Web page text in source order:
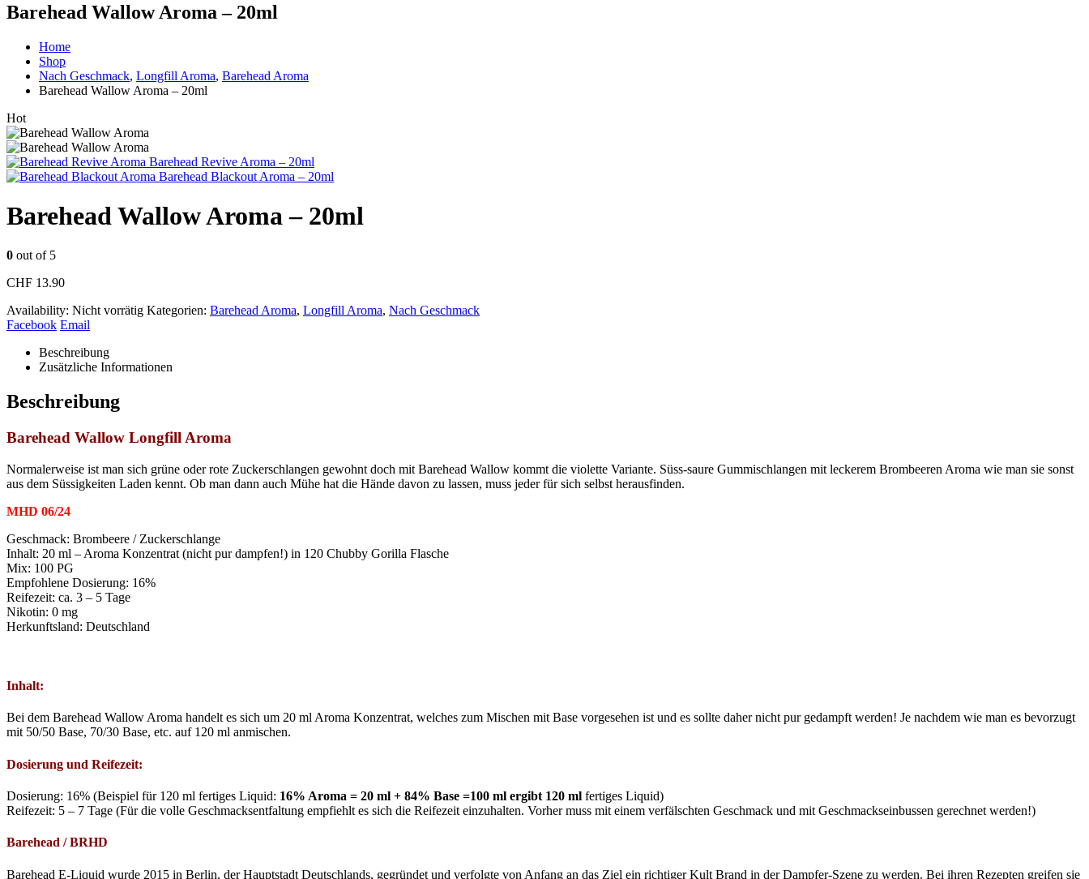
Barehead Wallow Aroma – 20ml
Home
Shop
Nach Geschmack, Longfill Aroma, Barehead Aroma
Barehead Wallow Aroma – 20ml
Hot
Barehead Revive Aroma – 20ml
Barehead Blackout Aroma – 20ml
Barehead Wallow Aroma – 20ml
0 out of 5
CHF 13.90
Availability: Nicht vorrätig Kategorien: Barehead Aroma, Longfill Aroma, Nach Geschmack
Facebook Email
Beschreibung
Zusätzliche Informationen
Beschreibung
Barehead Wallow Longfill Aroma
Normalerweise ist man sich grüne oder rote Zuckerschlangen gewohnt doch mit Barehead Wallow kommt die violette Variante. Süss-saure Gummischlangen mit leckerem Brombeeren Aroma wie man sie sonst
aus dem Süssigkeiten Laden kennt. Ob man dann auch Mühe hat die Hände davon zu lassen, muss jeder für sich selbst herausfinden.
MHD 06/24
Geschmack: Brombeere / Zuckerschlange
Inhalt: 20 ml – Aroma Konzentrat (nicht pur dampfen!) in 120 Chubby Gorilla Flasche
Mix: 100 PG
Empfohlene Dosierung: 16%
Reifezeit: ca. 3 – 5 Tage
Nikotin: 0 mg
Herkunftsland: Deutschland
Inhalt:
Bei dem Barehead Wallow Aroma handelt es sich um 20 ml Aroma Konzentrat, welches zum Mischen mit Base vorgesehen ist und es sollte daher nicht pur gedampft werden! Je nachdem wie man es bevorzugt
mit 50/50 Base, 70/30 Base, etc. auf 120 ml anmischen.
Dosierung und Reifezeit:
Dosierung: 16% (Beispiel für 120 ml fertiges Liquid: 16% Aroma = 20 ml + 84% Base =100 ml ergibt 120 ml fertiges Liquid)
Reifezeit: 5 – 7 Tage (Für die volle Geschmacksentfaltung empfiehlt es sich die Reifezeit einzuhalten. Vorher muss mit einem verfälschten Geschmack und mit Geschmackseinbussen gerechnet werden!)
Barehead / BRHD
Barehead E-Liquid wurde 2015 in Berlin, der Hauptstadt Deutschlands, gegründet und verfolgte von Anfang an das Ziel ein richtiger Kult Brand in der Dampfer-Szene zu werden. Bei ihren Rezepten greifen sie